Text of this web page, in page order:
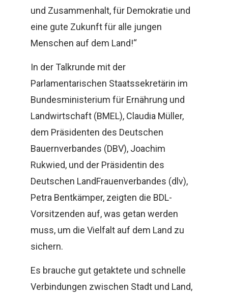
und Zusammenhalt, für Demokratie und
eine gute Zukunft für alle jungen
Menschen auf dem Land!“
In der Talkrunde mit der
Parlamentarischen Staatssekretärin im
Bundesministerium für Ernährung und
Landwirtschaft (BMEL), Claudia Müller,
dem Präsidenten des Deutschen
Bauernverbandes (DBV), Joachim
Rukwied, und der Präsidentin des
Deutschen LandFrauenverbandes (dlv),
Petra Bentkämper, zeigten die BDL-
Vorsitzenden auf, was getan werden
muss, um die Vielfalt auf dem Land zu
sichern.
Es brauche gut getaktete und schnelle
Verbindungen zwischen Stadt und Land,